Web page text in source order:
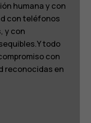
humana y con
con teléfonos
y con
todo
con
reconocidas en